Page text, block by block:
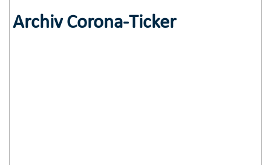
Archiv Corona-Ticker